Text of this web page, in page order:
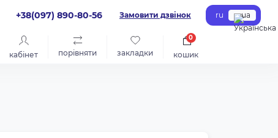
+38(097) 890-80-56 Замовити дзвінок ru ua
кабінет порівняти закладки кошик
0